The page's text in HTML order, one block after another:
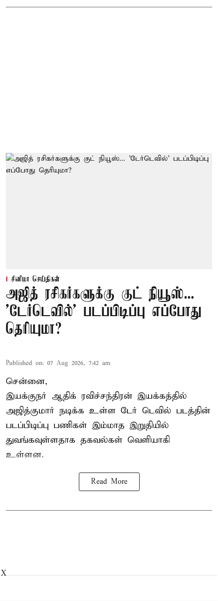
சினிமா செய்திகள்
அஜித் ரசிகர்களுக்கு குட் நியூஸ்...
'டேர்டெவில்' படப்பிடிப்பு எப்போது
தெரியுமா?
Published on: 07 Aug 2026, 7:42 am
சென்னை,
இயக்குநர் ஆதிக் ரவிச்சந்திரன் இயக்கத்தில்
அஜித்குமார் நடிக்க உள்ள டேர் டெவில் படத்தின்
படப்பிடிப்பு பணிகள் இம்மாத இறுதியில்
துவங்கவுள்ளதாக தகவல்கள் வெளியாகி
உள்ளன.
Read More
X